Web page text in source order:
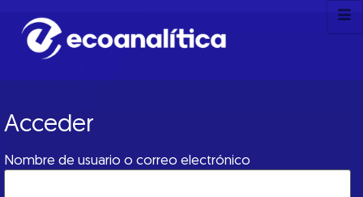
Acceder
Nombre de usuario o correo electrónico